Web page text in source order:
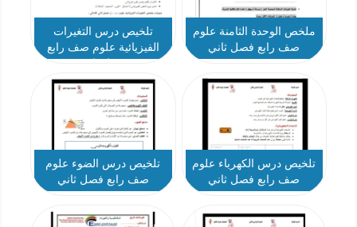
ملخص الوحدة الثامنة علوم
صف رابع فصل ثاني
تلخيص درس التغيرات
الفيزيائية علوم صف رابع
تلخيص درس الكهرباء علوم
صف رابع فصل ثاني
تلخيص درس الضوء علوم
صف رابع فصل ثاني